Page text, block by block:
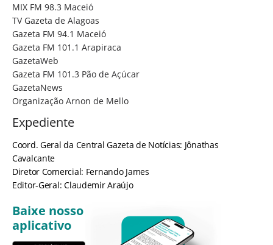
MIX FM 98.3 Maceió
TV Gazeta de Alagoas
Gazeta FM 94.1 Maceió
Gazeta FM 101.1 Arapiraca
GazetaWeb
Gazeta FM 101.3 Pão de Açúcar
GazetaNews
Organização Arnon de Mello
Expediente
Coord. Geral da Central Gazeta de Notícias: Jônathas
Cavalcante
Diretor Comercial: Fernando James
Editor-Geral: Claudemir Araújo
Baixe nosso
aplicativo